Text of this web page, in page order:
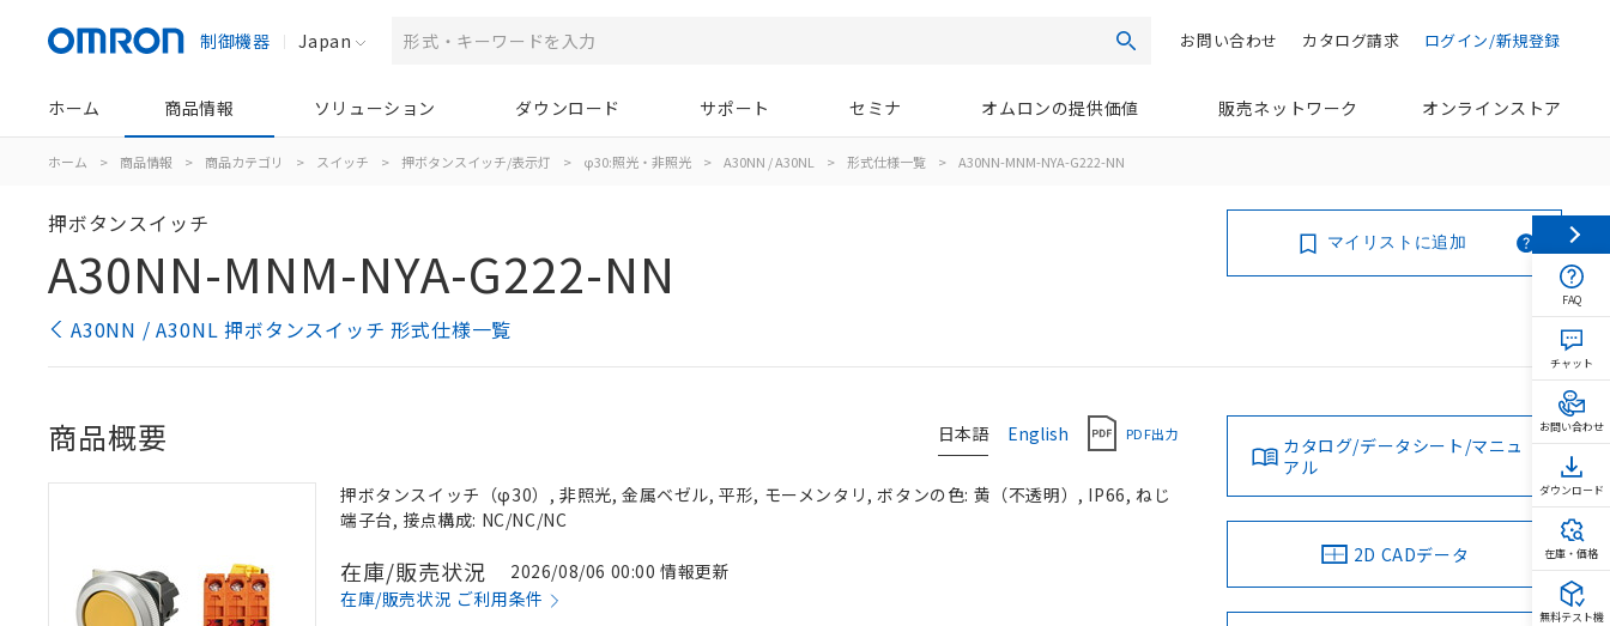
制御機器 Japan 検索 ログイン/新規登録
カタログ請求
お問い合わせ
ホーム 商品情報 ソリューション ダウンロード サポート セミナ オムロンの提供価値 販売ネットワーク オンラインストア
ホーム > 商品情報 > 商品カテゴリ > スイッチ > 押ボタンスイッチ/表示灯 > φ30:照光・非照光 > A30NN / A30NL > 形式仕様一覧 > A30NN-MNM-NYA-G222-NN
押ボタンスイッチ
A30NN-MNM-NYA-G222-NN
A30NN / A30NL 押ボタンスイッチ 形式仕様一覧
マイリストに追加
日本語 English PDF出力
商品概要
押ボタンスイッチ（φ30）, 非照光, 金属ベゼル, 平形, モーメンタリ, ボタンの色: 黄（不透明）, IP66, ねじ
端子台, 接点構成: NC/NC/NC
在庫/販売状況
2026/08/06 00:00 情報更新
在庫/販売状況 ご利用条件
カタログ/データシート/マニュ
アル
2D CADデータ
FAQ
チャット
お問い合わせ
ダウンロード
在庫・価格
無料テスト機